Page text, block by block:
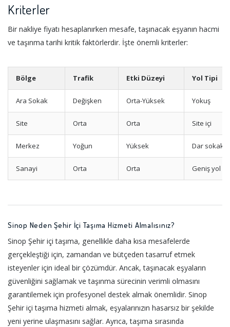
Kriterler
Bir nakliye fiyatı hesaplanırken mesafe, taşınacak eşyanın hacmi
ve taşınma tarihi kritik faktörlerdir. İşte önemli kriterler:
Bölge Trafik Etki Düzeyi Yol Tipi
Ara Sokak Değişken Orta-Yüksek Yokuş
Site Orta Orta Site içi
Merkez Yoğun Yüksek Dar sokak
Sanayi Orta Orta Geniş yol
Sinop Neden Şehir İçi Taşıma Hizmeti Almalısınız?
Sinop Şehir içi taşıma, genellikle daha kısa mesafelerde
gerçekleştiği için, zamandan ve bütçeden tasarruf etmek
isteyenler için ideal bir çözümdür. Ancak, taşınacak eşyaların
güvenliğini sağlamak ve taşınma sürecinin verimli olmasını
garantilemek için profesyonel destek almak önemlidir. Sinop
Şehir içi taşıma hizmeti almak, eşyalarınızın hasarsız bir şekilde
yeni yerine ulaşmasını sağlar. Ayrıca, taşıma sırasında